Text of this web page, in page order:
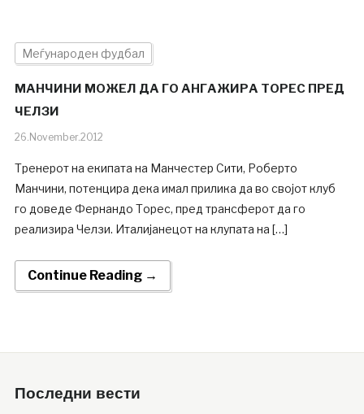
Меѓународен фудбал
МАНЧИНИ МОЖЕЛ ДА ГО АНГАЖИРА ТОРЕС ПРЕД
ЧЕЛЗИ
26.November.2012
Тренерот на екипата на Манчестер Сити, Роберто
Манчини, потенцира дека имал прилика да во својот клуб
го доведе Фернандо Торес, пред трансферот да го
реализира Челзи. Италијанецот на клупата на […]
Continue Reading →
Последни вести